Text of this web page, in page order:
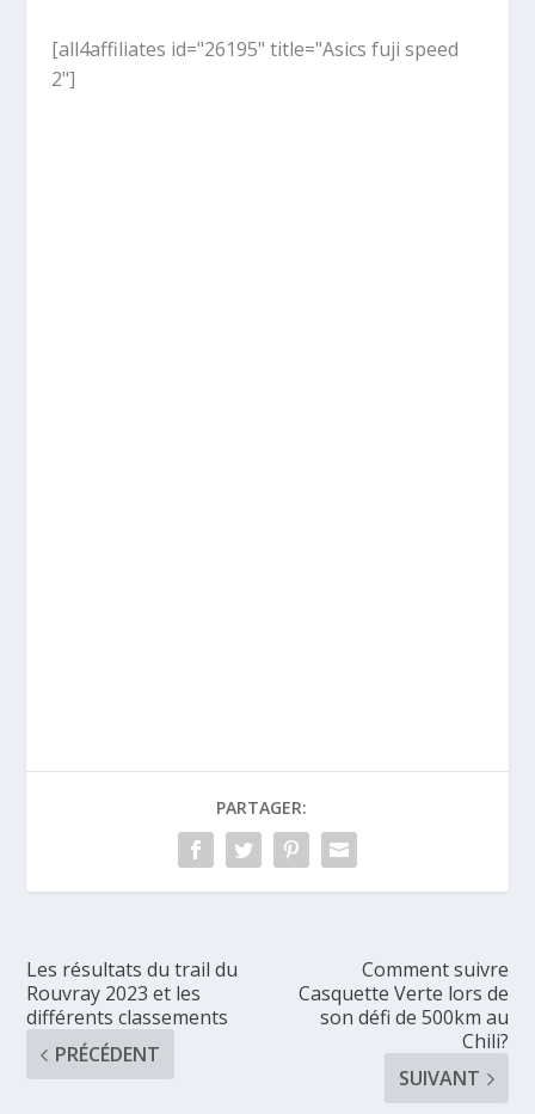
[all4affiliates id="26195" title="Asics fuji speed
2"]
PARTAGER:
Les résultats du trail du
Rouvray 2023 et les
différents classements
PRÉCÉDENT
Comment suivre
Casquette Verte lors de
son défi de 500km au
Chili?
SUIVANT